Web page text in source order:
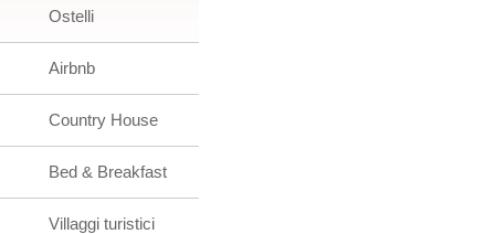
Ostelli
Airbnb
Country House
Bed & Breakfast
Villaggi turistici